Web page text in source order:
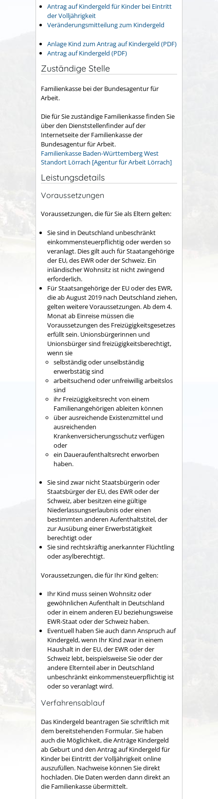
Antrag auf Kindergeld für Kinder bei Eintritt
der Volljährigkeit
Veränderungsmitteilung zum Kindergeld
Anlage Kind zum Antrag auf Kindergeld (PDF)
Antrag auf Kindergeld (PDF)
Zuständige Stelle
Familienkasse bei der Bundesagentur für
Arbeit.
Die für Sie zuständige Familienkasse finden Sie
über den Dienststellenfinder auf der
Internetseite der Familienkasse der
Bundesagentur für Arbeit.
Familienkasse Baden-Württemberg West
Standort Lörrach [Agentur für Arbeit Lörrach]
Leistungsdetails
Voraussetzungen
Voraussetzungen, die für Sie als Eltern gelten:
Sie sind in Deutschland unbeschränkt
einkommensteuerpflichtig oder werden so
veranlagt. Dies gilt auch für Staatangehörige
der EU, des EWR oder der Schweiz. Ein
inländischer Wohnsitz ist nicht zwingend
erforderlich.
Für Staatsangehörige der EU oder des EWR,
die ab August 2019 nach Deutschland ziehen,
gelten weitere Voraussetzungen. Ab dem 4.
Monat ab Einreise müssen die
Voraussetzungen des Freizügigkeitsgesetzes
erfüllt sein. Unionsbürgerinnen und
Unionsbürger sind freizügigkeitsberechtigt,
wenn sie
selbständig oder unselbständig
erwerbstätig sind
arbeitsuchend oder unfreiwillig arbeitslos
sind
ihr Freizügigkeitsrecht von einem
Familienangehörigen ableiten können
über ausreichende Existenzmittel und
ausreichenden
Krankenversicherungsschutz verfügen
oder
ein Daueraufenthaltsrecht erworben
haben.
Sie sind zwar nicht Staatsbürgerin oder
Staatsbürger der EU, des EWR oder der
Schweiz, aber besitzen eine gültige
Niederlassungserlaubnis oder einen
bestimmten anderen Aufenthaltstitel, der
zur Ausübung einer Erwerbstätigkeit
berechtigt oder
Sie sind rechtskräftig anerkannter Flüchtling
oder asylberechtigt.
Voraussetzungen, die für Ihr Kind gelten:
Ihr Kind muss seinen Wohnsitz oder
gewöhnlichen Aufenthalt in Deutschland
oder in einem anderen EU beziehungsweise
EWR-Staat oder der Schweiz haben.
Eventuell haben Sie auch dann Anspruch auf
Kindergeld, wenn Ihr Kind zwar in einem
Haushalt in der EU, der EWR oder der
Schweiz lebt, beispielsweise Sie oder der
andere Elternteil aber in Deutschland
unbeschränkt einkommensteuerpflichtig ist
oder so veranlagt wird.
Verfahrensablauf
Das Kindergeld beantragen Sie schriftlich mit
dem bereitstehenden Formular. Sie haben
auch die Möglichkeit, die Anträge Kindergeld
ab Geburt und den Antrag auf Kindergeld für
Kinder bei Eintritt der Volljährigkeit online
auszufüllen. Nachweise können Sie direkt
hochladen. Die Daten werden dann direkt an
die Familienkasse übermittelt.